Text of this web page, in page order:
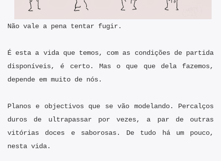
Não vale a pena tentar fugir.
É esta a vida que temos, com as condições de partida
disponíveis, é certo. Mas o que que dela fazemos,
depende em muito de nós.
Planos e objectivos que se vão modelando. Percalços
duros de ultrapassar por vezes, a par de outras
vitórias doces e saborosas. De tudo há um pouco,
nesta vida.